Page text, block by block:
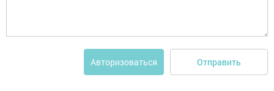
Авторизоваться Отправить